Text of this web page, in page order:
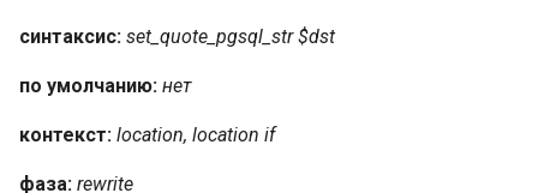
синтаксис: set_quote_pgsql_str $dst
по умолчанию: нет
контекст: location, location if
фаза: rewrite